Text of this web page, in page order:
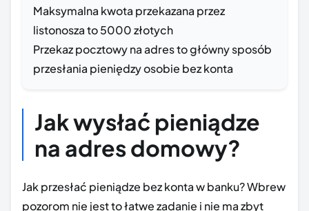
Maksymalna kwota przekazana przez
listonosza to 5000 złotych
Przekaz pocztowy na adres to główny sposób
przesłania pieniędzy osobie bez konta
Jak wysłać pieniądze
na adres domowy?
Jak przesłać pieniądze bez konta w banku? Wbrew
pozorom nie jest to łatwe zadanie i nie ma zbyt